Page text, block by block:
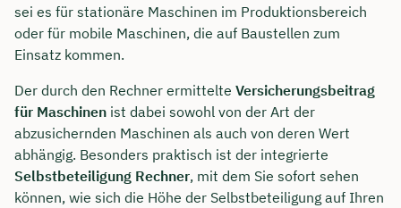
sei es für stationäre Maschinen im Produktionsbereich
oder für mobile Maschinen, die auf Baustellen zum
Einsatz kommen.
Der durch den Rechner ermittelte Versicherungsbeitrag
für Maschinen ist dabei sowohl von der Art der
abzusichernden Maschinen als auch von deren Wert
abhängig. Besonders praktisch ist der integrierte
Selbstbeteiligung Rechner, mit dem Sie sofort sehen
können, wie sich die Höhe der Selbstbeteiligung auf Ihren